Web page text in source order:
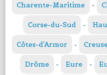
Charente-Maritime -
Corse-du-Sud -
Côtes-d'Armor -
Drôme - Eure -